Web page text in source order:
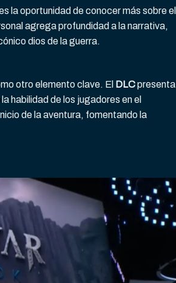
la oportunidad de conocer más sobre el
agrega profundidad a la narrativa,
dios de la guerra.
otro elemento clave. El DLCpresenta
habilidad de los jugadores en el
de la aventura, fomentando la